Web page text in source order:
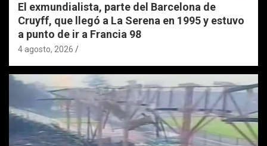
El exmundialista, parte del Barcelona de
Cruyff, que llegó a La Serena en 1995 y estuvo
a punto de ir a Francia 98
4 agosto, 2026